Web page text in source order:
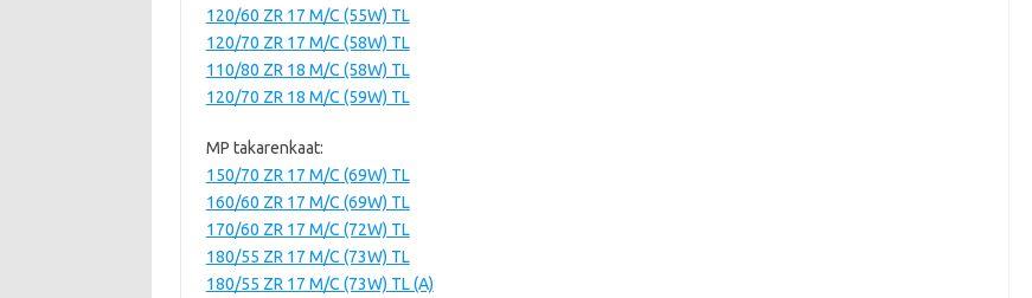
120/60 ZR 17 M/C (55W) TL
120/70 ZR 17 M/C (58W) TL
110/80 ZR 18 M/C (58W) TL
120/70 ZR 18 M/C (59W) TL
MP takarenkaat:
150/70 ZR 17 M/C (69W) TL
160/60 ZR 17 M/C (69W) TL
170/60 ZR 17 M/C (72W) TL
180/55 ZR 17 M/C (73W) TL
180/55 ZR 17 M/C (73W) TL (A)